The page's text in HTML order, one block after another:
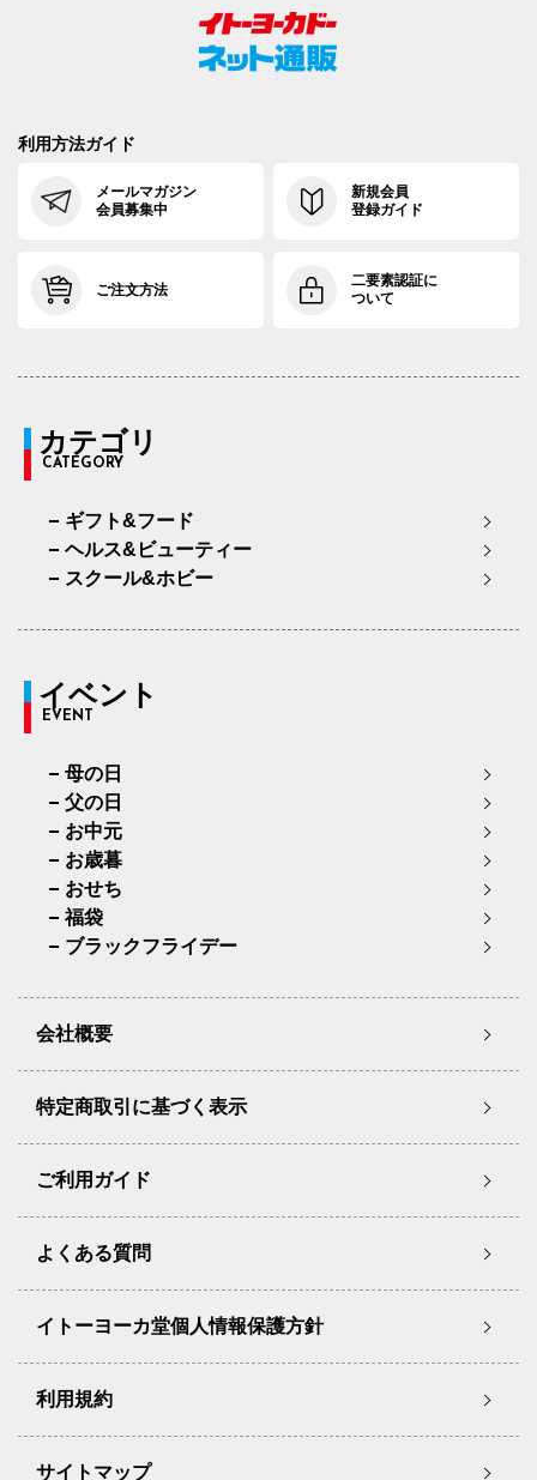
利用方法ガイド
メールマガジン
会員募集中
新規会員
登録ガイド
ご注文方法
二要素認証に
ついて
カテゴリ
CATEGORY
ギフト&フード
ヘルス&ビューティー
スクール&ホビー
イベント
EVENT
母の日
父の日
お中元
お歳暮
おせち
福袋
ブラックフライデー
会社概要
特定商取引に基づく表示
ご利用ガイド
よくある質問
イトーヨーカ堂個人情報保護方針
利用規約
サイトマップ